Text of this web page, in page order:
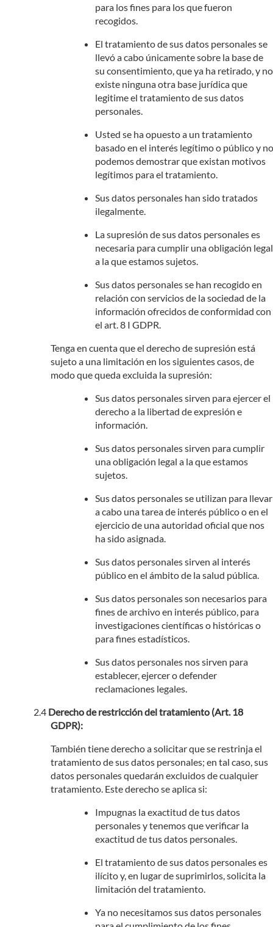
para los fines para los que fueron
recogidos.
El tratamiento de sus datos personales se
llevó a cabo únicamente sobre la base de
su consentimiento, que ya ha retirado, y no
existe ninguna otra base jurídica que
legitime el tratamiento de sus datos
personales.
Usted se ha opuesto a un tratamiento
basado en el interés legítimo o público y no
podemos demostrar que existan motivos
legítimos para el tratamiento.
Sus datos personales han sido tratados
ilegalmente.
La supresión de sus datos personales es
necesaria para cumplir una obligación legal
a la que estamos sujetos.
Sus datos personales se han recogido en
relación con servicios de la sociedad de la
información ofrecidos de conformidad con
el art. 8 I GDPR.
Tenga en cuenta que el derecho de supresión está
sujeto a una limitación en los siguientes casos, de
modo que queda excluida la supresión:
Sus datos personales sirven para ejercer el
derecho a la libertad de expresión e
información.
Sus datos personales sirven para cumplir
una obligación legal a la que estamos
sujetos.
Sus datos personales se utilizan para llevar
a cabo una tarea de interés público o en el
ejercicio de una autoridad oficial que nos
ha sido asignada.
Sus datos personales sirven al interés
público en el ámbito de la salud pública.
Sus datos personales son necesarios para
fines de archivo en interés público, para
investigaciones científicas o históricas o
para fines estadísticos.
Sus datos personales nos sirven para
establecer, ejercer o defender
reclamaciones legales.
Derecho de restricción del tratamiento (Art. 18
GDPR):
También tiene derecho a solicitar que se restrinja el
tratamiento de sus datos personales; en tal caso, sus
datos personales quedarán excluidos de cualquier
tratamiento. Este derecho se aplica si:
Impugnas la exactitud de tus datos
personales y tenemos que verificar la
exactitud de tus datos personales.
El tratamiento de sus datos personales es
ilícito y, en lugar de suprimirlos, solicita la
limitación del tratamiento.
Ya no necesitamos sus datos personales